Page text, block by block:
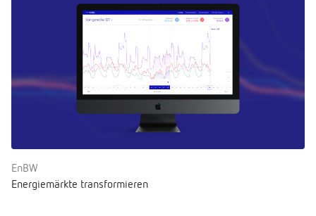
EnBW
Energiemärkte transformieren